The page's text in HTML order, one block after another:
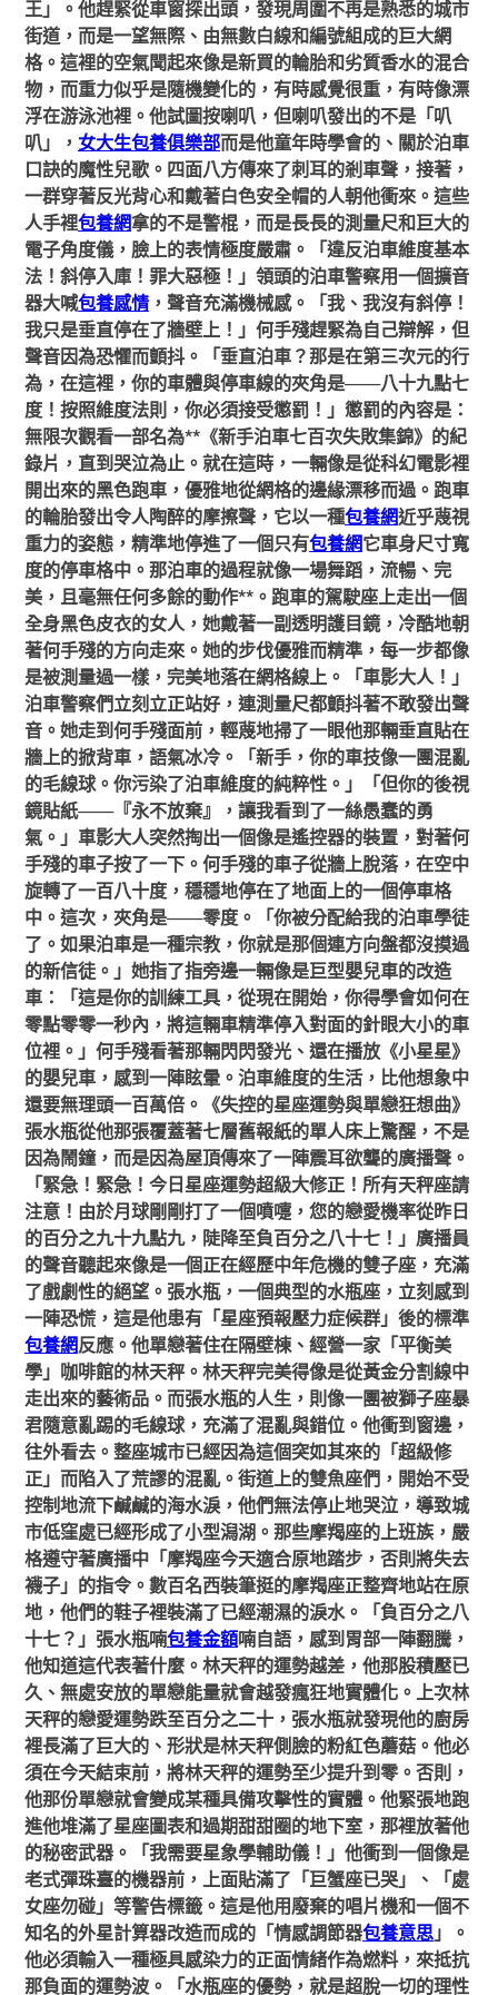
王」。他趕緊從車窗探出頭，發現周圍不再是熟悉的城市
街道，而是一望無際、由無數白線和編號組成的巨大網
格。這裡的空氣聞起來像是新買的輪胎和劣質香水的混合
物，而重力似乎是隨機變化的，有時感覺很重，有時像漂
浮在游泳池裡。他試圖按喇叭，但喇叭發出的不是「叭
叭」， 女大生包養俱樂部而是他童年時學會的、關於泊車
口訣的魔性兒歌。四面八方傳來了刺耳的剎車聲，接著，
一群穿著反光背心和戴著白色安全帽的人朝他衝來。這些
人手裡包養網拿的不是警棍，而是長長的測量尺和巨大的
電子角度儀，臉上的表情極度嚴肅。「違反泊車維度基本
法！斜停入庫！罪大惡極！」領頭的泊車警察用一個擴音
器大喊包養感情 ，聲音充滿機械感。「我、我沒有斜停！
我只是垂直停在了牆壁上！」何手殘趕緊為自己辯解，但
聲音因為恐懼而顫抖。「垂直泊車？那是在第三次元的行
為，在這裡，你的車體與停車線的夾角是——八十九點七
度！按照維度法則，你必須接受懲罰！」懲罰的內容是：
無限次觀看一部名為**《新手泊車七百次失敗集錦》的紀
錄片，直到哭泣為止。就在這時，一輛像是從科幻電影裡
開出來的黑色跑車，優雅地從網格的邊緣漂移而過。跑車
的輪胎發出令人陶醉的摩擦聲，它以一種包養網近乎蔑視
重力的姿態，精準地停進了一個只有包養網它車身尺寸寬
度的停車格中。那泊車的過程就像一場舞蹈，流暢、完
美，且毫無任何多餘的動作**。跑車的駕駛座上走出一個
全身黑色皮衣的女人，她戴著一副透明護目鏡，冷酷地朝
著何手殘的方向走來。她的步伐優雅而精準，每一步都像
是被測量過一樣，完美地落在網格線上。「車影大人！」
泊車警察們立刻立正站好，連測量尺都顫抖著不敢發出聲
音。她走到何手殘面前，輕蔑地掃了一眼他那輛垂直貼在
牆上的掀背車，語氣冰冷。「新手，你的車技像一團混亂
的毛線球。你污染了泊車維度的純粹性。」「但你的後視
鏡貼紙——『永不放棄』，讓我看到了一絲愚蠢的勇
氣。」車影大人突然掏出一個像是遙控器的裝置，對著何
手殘的車子按了一下。何手殘的車子從牆上脫落，在空中
旋轉了一百八十度，穩穩地停在了地面上的一個停車格
中。這次，夾角是——零度。「你被分配給我的泊車學徒
了。如果泊車是一種宗教，你就是那個連方向盤都沒摸過
的新信徒。」她指了指旁邊一輛像是巨型嬰兒車的改造
車：「這是你的訓練工具，從現在開始，你得學會如何在
零點零零一秒內，將這輛車精準停入對面的針眼大小的車
位裡。」何手殘看著那輛閃閃發光、還在播放《小星星》
的嬰兒車，感到一陣眩暈。泊車維度的生活，比他想象中
還要無理頭一百萬倍。《失控的星座運勢與單戀狂想曲》
張水瓶從他那張覆蓋著七層舊報紙的單人床上驚醒，不是
因為鬧鐘，而是因為屋頂傳來了一陣震耳欲聾的廣播聲。
「緊急！緊急！今日星座運勢超級大修正！所有天秤座請
注意！由於月球剛剛打了一個噴嚏，您的戀愛機率從昨日
的百分之九十九點九，陡降至負百分之八十七！」廣播員
的聲音聽起來像是一個正在經歷中年危機的雙子座，充滿
了戲劇性的絕望。張水瓶，一個典型的水瓶座，立刻感到
一陣恐慌，這是他患有「星座預報壓力症候群」後的標準
包養網反應。他單戀著住在隔壁棟、經營一家「平衡美
學」咖啡館的林天秤。林天秤完美得像是從黃金分割線中
走出來的藝術品。而張水瓶的人生，則像一團被獅子座暴
君隨意亂踢的毛線球，充滿了混亂與錯位。他衝到窗邊，
往外看去。整座城市已經因為這個突如其來的「超級修
正」而陷入了荒謬的混亂。街道上的雙魚座們，開始不受
控制地流下鹹鹹的海水淚，他們無法停止地哭泣，導致城
市低窪處已經形成了小型潟湖。那些摩羯座的上班族，嚴
格遵守著廣播中「摩羯座今天適合原地踏步，否則將失去
襪子」的指令。數百名西裝筆挺的摩羯座正整齊地站在原
地，他們的鞋子裡裝滿了已經潮濕的淚水。「負百分之八
十七？」張水瓶喃包養金額喃自語，感到胃部一陣翻騰，
他知道這代表著什麼。林天秤的運勢越差，他那股積壓已
久、無處安放的單戀能量就會越發瘋狂地實體化。上次林
天秤的戀愛運勢跌至百分之二十，張水瓶就發現他的廚房
裡長滿了巨大的、形狀是林天秤側臉的粉紅色蘑菇。他必
須在今天結束前，將林天秤的運勢至少提升到零。否則，
他那份單戀就會變成某種具備攻擊性的實體。他緊張地跑
進他堆滿了星座圖表和過期甜甜圈的地下室，那裡放著他
的秘密武器。「我需要星象學輔助儀！」他衝到一個像是
老式彈珠臺的機器前，上面貼滿了「巨蟹座已哭」、「處
女座勿碰」等警告標籤。這是他用廢棄的唱片機和一個不
知名的外星計算器改造而成的「情感調節器包養意思 」。
他必須輸入一種極具感染力的正面情緒作為燃料，來抵抗
那負面的運勢波。「水瓶座的優勢，就是超脫一切的理性